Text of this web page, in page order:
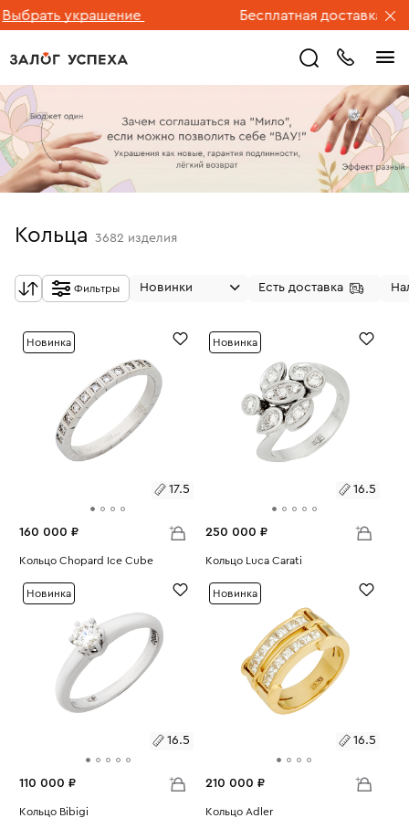
украшение Бесплатная доставка
Кольца 3682 изделия
Фильтры Новинки Есть доставка
Новинка
17.5
160 000 ₽
Размеры:
17.5
Кольцо Chopard Ice Cube
Новинка
16.5
250 000 ₽
Размеры:
16.5
Кольцо Luca Carati
Новинка
16.5
110 000 ₽
Размеры:
Кольцо Bibigi
Новинка
16.5
210 000 ₽
Размеры:
Кольцо Adler